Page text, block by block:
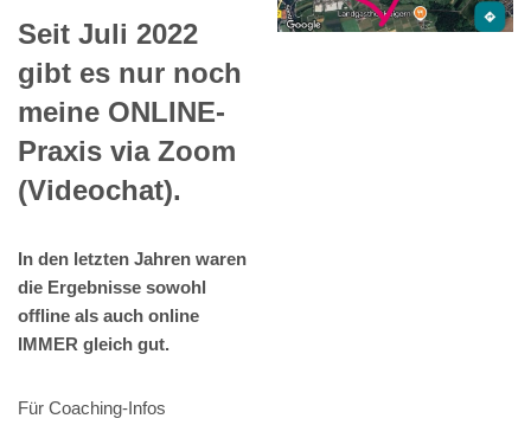
Seit Juli 2022
gibt es nur noch
meine ONLINE-
Praxis via Zoom
(Videochat).
In den letzten Jahren waren
die Ergebnisse sowohl
offline als auch online
IMMER gleich gut.
Für Coaching-Infos